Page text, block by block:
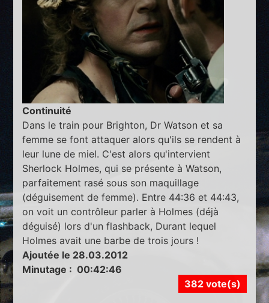
Continuité
Dans le train pour Brighton, Dr Watson et sa
femme se font attaquer alors qu'ils se rendent à
leur lune de miel. C'est alors qu'intervient
Sherlock Holmes, qui se présente à Watson,
parfaitement rasé sous son maquillage
(déguisement de femme). Entre 44:36 et 44:43,
on voit un contrôleur parler à Holmes (déjà
déguisé) lors d'un flashback, Durant lequel
Holmes avait une barbe de trois jours !
Ajoutée le 28.03.2012
Minutage : 00:42:46
382 vote(s)